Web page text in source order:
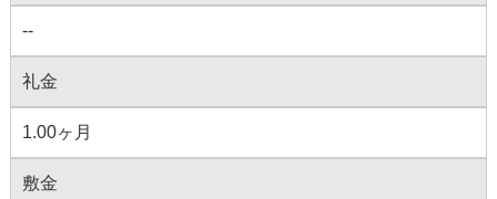
--
礼金
1.00ヶ月
敷金